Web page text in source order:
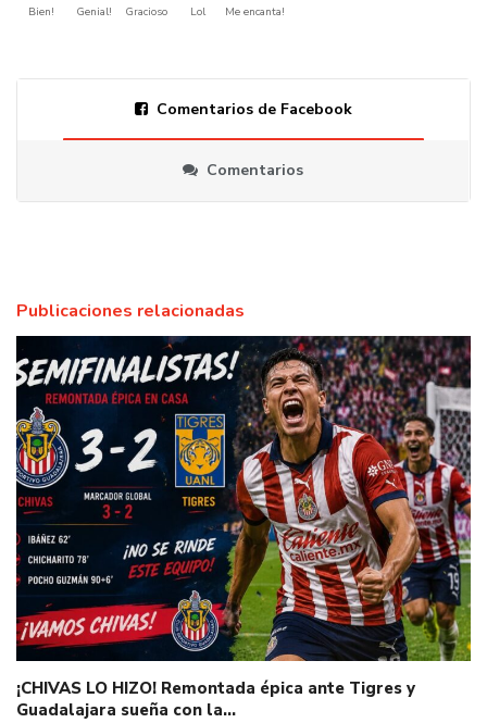
Bien! Genial! Gracioso Lol Me encanta!
Comentarios de Facebook
Comentarios
Publicaciones relacionadas
¡CHIVAS LO HIZO! Remontada épica ante Tigres y
Guadalajara sueña con la…